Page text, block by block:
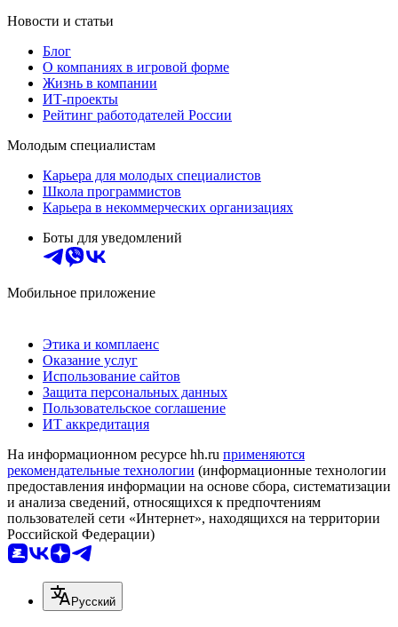
Новости и статьи
Блог
О компаниях в игровой форме
Жизнь в компании
ИТ-проекты
Рейтинг работодателей России
Молодым специалистам
Карьера для молодых специалистов
Школа программистов
Карьера в некоммерческих организациях
Боты для уведомлений
Мобильное приложение
Этика и комплаенс
Оказание услуг
Использование сайтов
Защита персональных данных
Пользовательское соглашение
ИТ аккредитация
На информационном ресурсе hh.ru применяются
рекомендательные технологии (информационные технологии
предоставления информации на основе сбора, систематизации
и анализа сведений, относящихся к предпочтениям
пользователей сети «Интернет», находящихся на территории
Российской Федерации)
Русский